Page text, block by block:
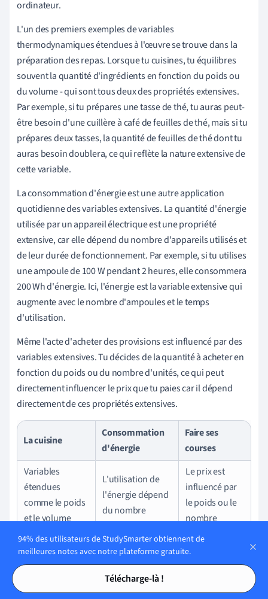
Tables des matières
Tables des matières
ordinateur.
L'un des premiers exemples de variables
thermodynamiques étendues à l'œuvre se trouve dans la
préparation des repas. Lorsque tu cuisines, tu équilibres
souvent la quantité d'ingrédients en fonction du poids ou
du volume - qui sont tous deux des propriétés extensives.
Par exemple, si tu prépares une tasse de thé, tu auras peut-
être besoin d'une cuillère à café de feuilles de thé, mais si tu
prépares deux tasses, la quantité de feuilles de thé dont tu
auras besoin doublera, ce qui reflète la nature extensive de
cette variable.
La consommation d'énergie est une autre application
quotidienne des variables extensives. La quantité d'énergie
utilisée par un appareil électrique est une propriété
extensive, car elle dépend du nombre d'appareils utilisés et
de leur durée de fonctionnement. Par exemple, si tu utilises
une ampoule de 100 W pendant 2 heures, elle consommera
200 Wh d'énergie. Ici, l'énergie est la variable extensive qui
augmente avec le nombre d'ampoules et le temps
d'utilisation.
Même l'acte d'acheter des provisions est influencé par des
variables extensives. Tu décides de la quantité à acheter en
fonction du poids ou du nombre d'unités, ce qui peut
directement influencer le prix que tu paies car il dépend
directement de ces propriétés extensives.
La cuisine
Consommation
d'énergie
Faire ses
courses
Variables
étendues
comme le poids
et le volume
utilisés pour
équilibrer les
ingrédients.
L'utilisation de
l'énergie dépend
du nombre
leur durée de
fonctionnement
Le prix est
influencé par
le poids ou le
nombre
d'unités
(propriétés
extensives)
94% des utilisateurs de StudySmarter obtiennent de
meilleures notes avec notre plateforme gratuite.
Télécharge-là !